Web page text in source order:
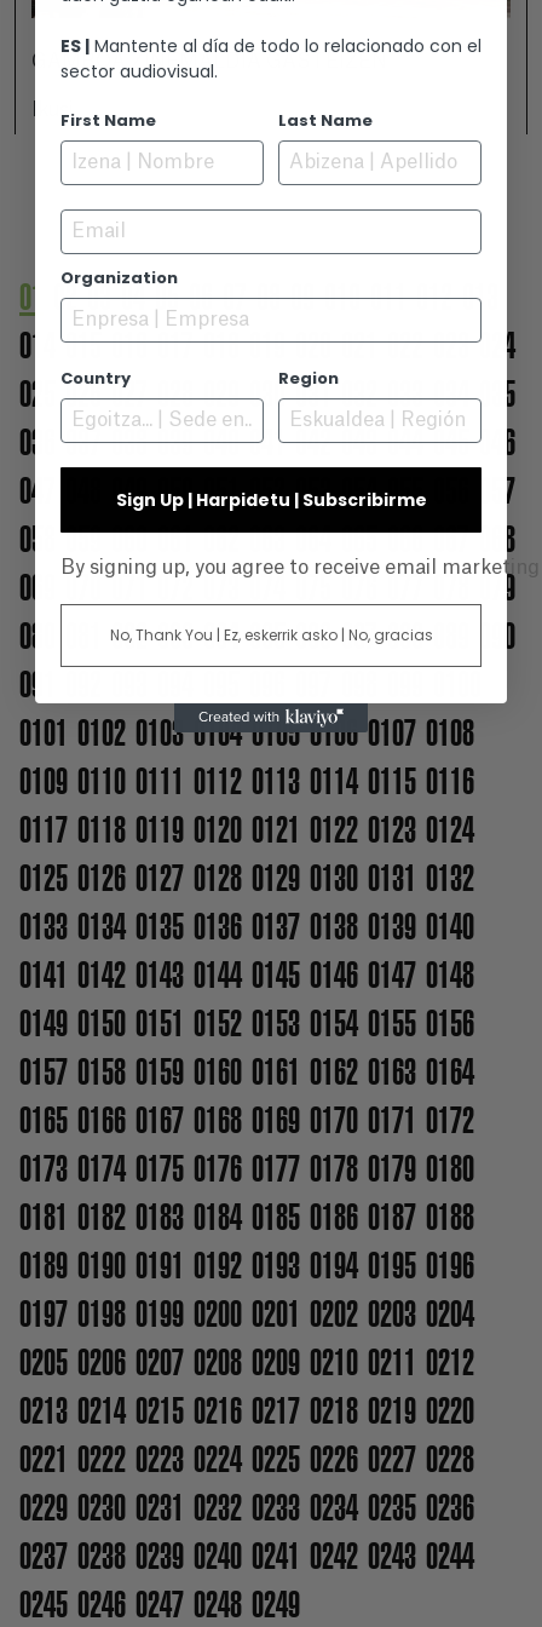
GAMBOA ZINEMALDIA GASTEIZEN
Ikusi
01 02 03 04 05 06 07 08 09 010 011 012 013
014
015 016 017 018 019 020 021 022 023 024
025
026 027 028 029 030 031 032 033 034 035
036
037 038 039 040 041 042 043 044 045 046
047
049 050 051 052 053 054 055
057
058
059 060 061 062 063 064 065 066 067 068
069
070 071 072 073 074 075 076 077 078 079
080
082 083 084 085 086 087 088
090
091
0101 0102 0103 0104 0105 0106 0107 0108
0109 0110 0111 0112 0113 0114 0115 0116
0117 0118 0119 0120 0121 0122 0123 0124
0125 0126 0127 0128 0129 0130 0131 0132
0133 0134 0135 0136 0137 0138 0139 0140
0141 0142 0143 0144 0145 0146 0147 0148
0149 0150 0151 0152 0153 0154 0155 0156
0157 0158 0159 0160 0161 0162 0163 0164
0165 0166 0167 0168 0169 0170 0171 0172
0173 0174 0175 0176 0177 0178 0179 0180
0181 0182 0183 0184 0185 0186 0187 0188
0189 0190 0191 0192 0193 0194 0195 0196
0197 0198 0199 0200 0201 0202 0203 0204
0205 0206 0207 0208 0209 0210 0211 0212
0213 0214 0215 0216 0217 0218 0219 0220
0221 0222 0223 0224 0225 0226 0227 0228
0229 0230 0231 0232 0233 0234 0235 0236
0237 0238 0239 0240 0241 0242 0243 0244
0245 0246 0247 0248 0249
ES | Mantente al día de todo lo relacionado con el
sector audiovisual.
First Name Last Name
Email
Organization
Country Region
Sign Up | Harpidetu | Subscribirme
By signing up, you agree to receive email
No, Thank You | Ez, eskerrik asko | No, gracias